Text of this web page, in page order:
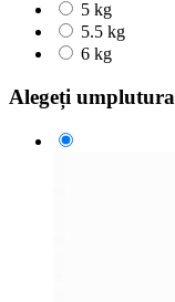
5 kg
5.5 kg
6 kg
Alegeți umplutura